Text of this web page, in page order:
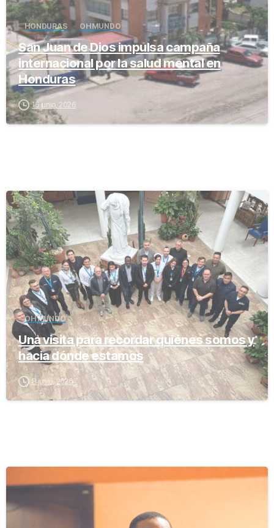
HONDURAS OH MUNDO
San Juan de Dios impulsa campaña
internacional por la salud mental en
Honduras
16 junio, 2026
-
OH MUNDO
Una visita para recordar quiénes somos y
hacia dónde estamos
8 junio, 2026